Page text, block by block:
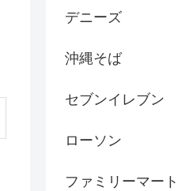
デニーズ
沖縄そば
セブンイレブン
ローソン
ファミリーマート